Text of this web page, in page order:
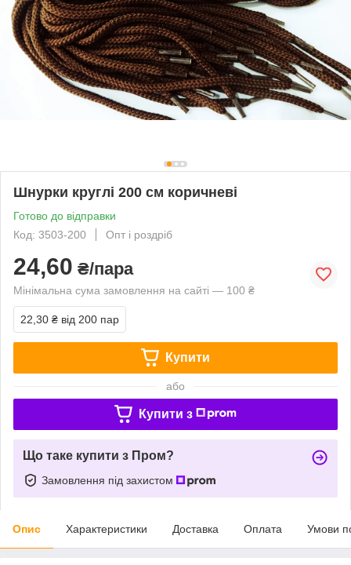
Шнурки круглі 200 см коричневі
Готово до відправки
Код: 3503-200
Опт і роздріб
24,60 ₴/пара
Мінімальна сума замовлення на сайті — 100 ₴
22,30 ₴ від 200 пар
Купити
або
Купити з
Що таке купити з Пром?
Замовлення під захистом
Опис Характеристики Доставка Оплата Умови